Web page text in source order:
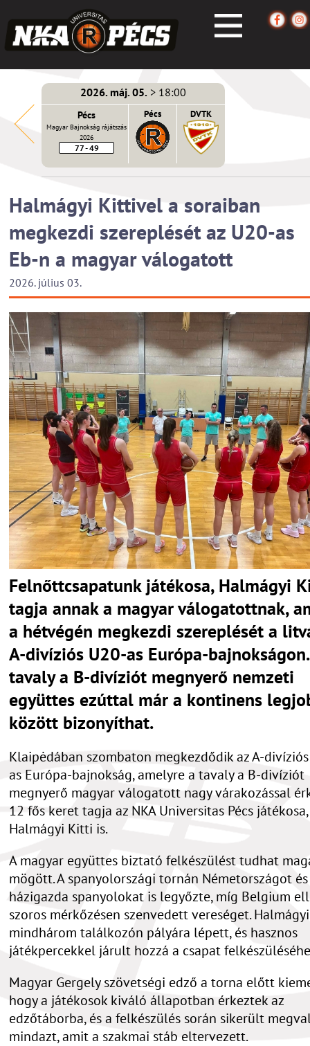
2026. máj. 05. > 18:00
Pécs
Magyar Bajnokság rájátszás
2026
77 - 49
Pécs DVTK
Halmágyi Kittivel a soraiban
megkezdi szereplését az U20-as
Eb-n a magyar válogatott
2026. július 03.
Felnőttcsapatunk játékosa, Halmágyi
tagja annak a magyar válogatottnak,
a hétvégén megkezdi szereplését a
A-divíziós U20-as Európa-
tavaly a B-divíziót megnyerő nemzeti
együttes ezúttal már a kontinens
között bizonyíthat.
Klaipėdában szombaton megkezdődik az A-
as Európa-bajnokság, amelyre a tavaly a B-divíziót
megnyerő magyar válogatott nagy várakozással
12 fős keret tagja az NKA Universitas Pécs játékosa,
Halmágyi Kitti is.
A magyar együttes biztató felkészülést tudhat
mögött. A spanyolországi tornán Németországot
házigazda spanyolokat is legyőzte, míg Belgium
szoros mérkőzésen szenvedett vereséget.
mindhárom találkozón pályára lépett, és hasznos
játékpercekkel járult hozzá a csapat
Magyar Gergely szövetségi edző a torna előtt
hogy a játékosok kiváló állapotban érkeztek az
edzőtáborba, és a felkészülés során sikerült
mindazt, amit a szakmai stáb eltervezett.